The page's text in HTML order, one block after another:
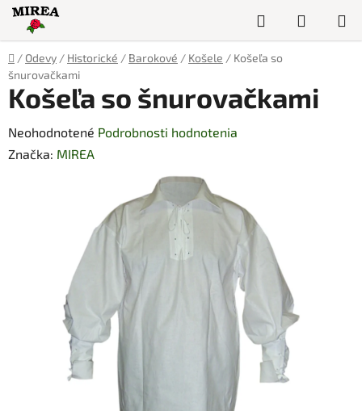
Prejsť
obsah
Hľadať
KOŠÍK
Domov
/ Odevy / Historické / Barokové / Košele / Košeľa so
šnurovačkami
Košeľa so šnurovačkami
Priemerné
hodnotenie
hviezdičiek.
Neohodnotené Podrobnosti hodnotenia
Značka: MIREA